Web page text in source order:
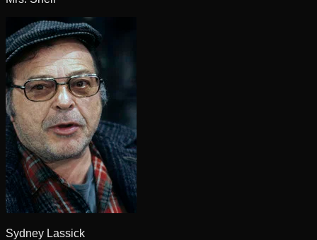
Sydney Lassick